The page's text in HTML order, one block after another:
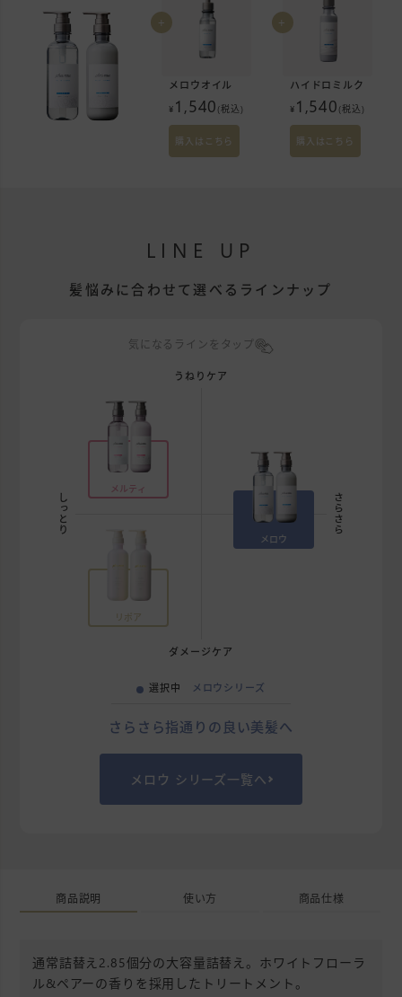
+
メロウオイル
¥ 1,540 (税込)
購入はこちら
+
ハイドロミルク
¥ 1,540 (税込)
購入はこちら
LINE UP
髪悩みに合わせて選べるラインナップ
気になるラインをタップ
うねりケア
しっとり さらさら
ダメージケア
メルティ
メロウ
リポア
選択中 メロウシリーズ
さらさら指通りの良い美髪へ
メロウ シリーズ一覧へ
商品説明 使い方 商品仕様
通常詰替え2.85個分の大容量詰替え。ホワイトフローラ
ル&ペアーの香りを採用したトリートメント。